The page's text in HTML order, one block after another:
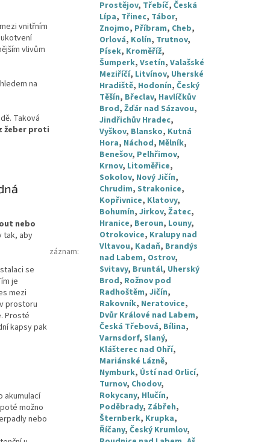
vnitřním
vlivům
na
Taková
žeber proti
nebo
tak, aby
se
je
mezi
v prostoru
Prosté
kapsy pak
akumulací
možno
nebo
záznam:
Prostějov, Třebíč,Česká
Lípa, Třinec, Tábor,
Znojmo, Příbram, Cheb,
Orlová, Kolín, Trutnov,
Písek, Kroměříž,
Šumperk,Vsetín,Valašské
Meziříčí, Litvínov, Uherské
Hradiště, Hodonín,Český
Těšín, Břeclav, Havlíčkův
Brod,Žďár nad Sázavou,
Jindřichův Hradec,
Vyškov, Blansko, Kutná
Hora, Náchod, Mělník,
Benešov, Pelhřimov,
Krnov, Litoměřice,
Sokolov, Nový Jičín,
Chrudim,Strakonice,
Kopřivnice, Klatovy,
Bohumín,Jirkov,Žatec,
Hranice, Beroun, Louny,
Otrokovice, Kralupy nad
Vltavou, Kadaň, Brandýs
nad Labem, Ostrov,
Svitavy, Bruntál, Uherský
Brod, Rožnov pod
Radhoštěm,Jičín,
Rakovník, Neratovice,
Dvůr Králové nad Labem,
Česká Třebová, Bílina,
Varnsdorf,Slaný,
Klášterec nad Ohří,
Mariánské Lázně,
Nymburk, Ústí nad Orlicí,
Turnov, Chodov,
Rokycany, Hlučín,
Poděbrady, Zábřeh,
Šternberk, Krupka,
Říčany,Český Krumlov,